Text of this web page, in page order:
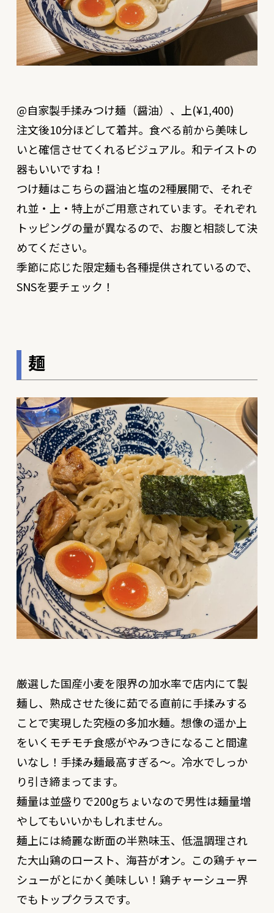
@自家製手揉みつけ麺（醤油）、上(¥1,400)
注文後10分ほどして着丼。食べる前から美味し
いと確信させてくれるビジュアル。和テイストの
器もいいですね！
つけ麺はこちらの醤油と塩の2種展開で、それぞ
れ並・上・特上がご用意されています。それぞれ
トッピングの量が異なるので、お腹と相談して決
めてください。
季節に応じた限定麺も各種提供されているので、
SNSを要チェック！
麺
厳選した国産小麦を限界の加水率で店内にて製
麺し、熟成させた後に茹でる直前に手揉みする
ことで実現した究極の多加水麺。想像の遥か上
をいくモチモチ食感がやみつきになること間違
いなし！手揉み麺最高すぎる〜。冷水でしっか
り引き締まってます。
麺量は並盛りで200gちょいなので男性は麺量増
やしてもいいかもしれません。
麺上には綺麗な断面の半熟味玉、低温調理され
た大山鶏のロースト、海苔がオン。この鶏チャー
シューがとにかく美味しい！鶏チャーシュー界
でもトップクラスです。